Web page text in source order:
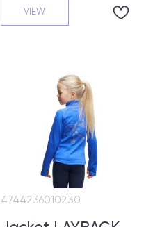
VIEW
4744236010230